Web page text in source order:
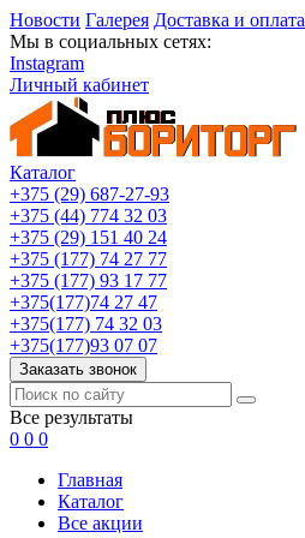
Новости Галерея Доставка и оплата
Мы в социальных сетях:
Instagram
Личный кабинет
Каталог
+375 (29) 687-27-93
+375 (44) 774 32 03
+375 (29) 151 40 24
+375 (177) 74 27 77
+375 (177) 93 17 77
+375(177)74 27 47
+375(177) 74 32 03
+375(177)93 07 07
Заказать звонок
Все результаты
0 0 0
Главная
Каталог
Все акции